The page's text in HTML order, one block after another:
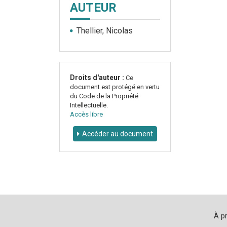
AUTEUR
Thellier, Nicolas
Droits d'auteur : Ce
document est protégé en vertu
du Code de la Propriété
Intellectuelle.
Accès libre
Accéder au document
À